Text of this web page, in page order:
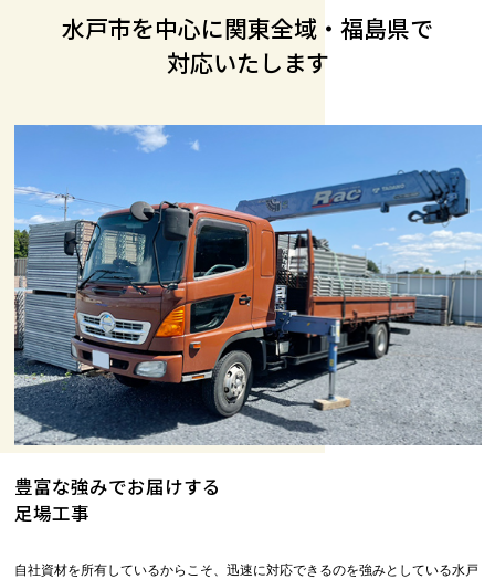
水戸市を中心に関東全域・福島県で
対応いたします
豊富な強みでお届けする
足場工事
自社資材を所有しているからこそ、迅速に対応できるのを強みとしている水戸